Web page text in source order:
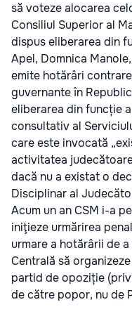
să voteze alocarea
Consiliul Superior al
dispus eliberarea din
Apel, Domnica
emite hotărâri
guvernante în
eliberarea din funcție
consultativ al
care este invocată
activitatea
dacă nu a existat o
Disciplinar al
Acum un an CSM i-a
iniţieze urmărirea
urmare a hotărârii de
Centrală să
partid de opoziție
de către popor, nu de